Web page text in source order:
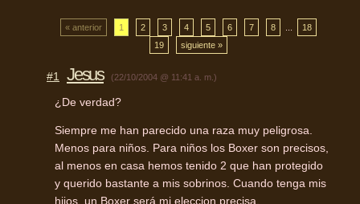
« anterior 1 2 3 4 5 6 7 8
18
19
siguiente »
#1 Jesus (22/10/2004 @ 11:41 a. m.)
¿De verdad?
Siempre me han parecido una raza muy peligrosa.
Menos para niños. Para niños los Boxer son precisos,
al menos en casa hemos tenido 2 que han protegido
y querido bastante a mis sobrinos. Cuando tenga mis
hijos, un Boxer será mi eleccion precisa.